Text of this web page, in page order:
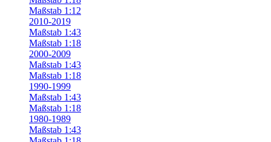
Maßstab 1:12
2010-2019
Maßstab 1:43
Maßstab 1:18
2000-2009
Maßstab 1:43
Maßstab 1:18
1990-1999
Maßstab 1:43
Maßstab 1:18
1980-1989
Maßstab 1:43